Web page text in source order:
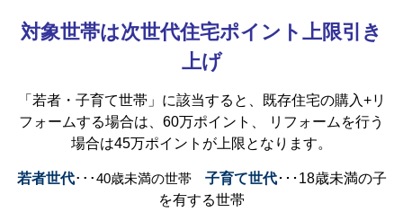
対象世帯は次世代住宅ポイント上限引き
上げ
「若者・子育て世帯」に該当すると、既存住宅の購入+リ
フォームする場合は、60万ポイント、 リフォームを行う
場合は45万ポイントが上限となります。
若者世代･･･40歳未満の世帯 子育て世代･･･18歳未満の子
を有する世帯